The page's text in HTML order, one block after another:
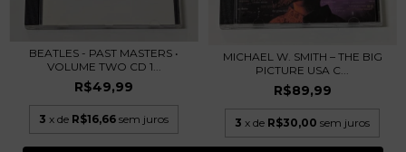
BEATLES - PAST MASTERS •
VOLUME TWO CD 1...
R$49,99
3 x de R$16,66 sem juros
MICHAEL W. SMITH – THE BIG
PICTURE USA C...
R$89,99
3 x de R$30,00 sem juros